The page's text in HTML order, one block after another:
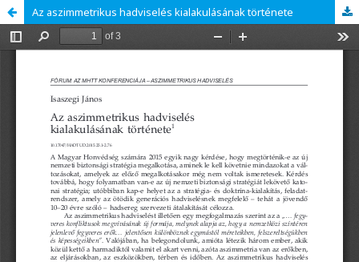
Az aszimmetrikus hadviselés kialakulásának története